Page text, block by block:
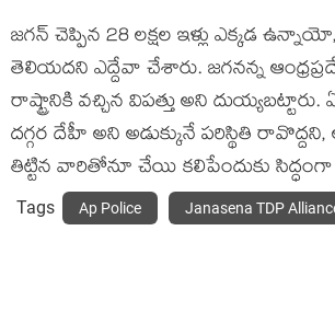
జగన్ చెప్పిన 28 లక్షల ఇళ్లు ఎక్కడ
తెలియదని ఎద్దేవా చేశారు. జగనన్న
రాష్ట్రానికి వచ్చిన విపత్తు అని దుయ్యబట్టారు.
దగ్గర దేహీ అని అడుక్కునే పరిస్థితి
తిట్టిన వారితోనూ చేయి కలిపేందుకు
Tags Ap Police Janasena TDP